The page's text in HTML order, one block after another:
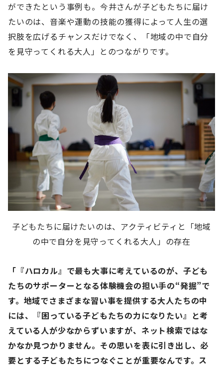
ができたという事例も。今井さんが子どもたちに届け
たいのは、音楽や運動の技能の獲得によって人生の選
択肢を広げるチャンスだけでなく、「地域の中で自分
を見守ってくれる大人」とのつながりです。
子どもたちに届けたいのは、アクティビティと「地域
の中で自分を見守ってくれる大人」の存在
「『ハロカル』で最も大事に考えているのが、子ども
たちのサポーターとなる体験機会の担い手の“発掘”で
す。地域でさまざまな習い事を提供する大人たちの中
には、『困っている子どもたちの力になりたい』と考
えている人が少なからずいますが、ネット検索ではな
かなか見つかりません。その思いを表に引き出し、必
要とする子どもたちにつなぐことが重要なんです。ス